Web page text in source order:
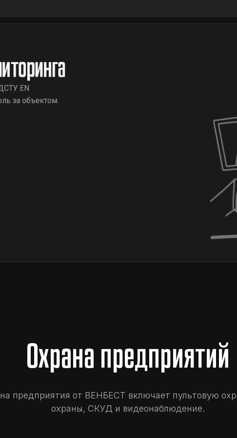
EN
за объектом.
Охрана предприятий
предприятия от ВЕНБЕСТ включает пультовую
охраны, СКУД и видеонаблюдение.